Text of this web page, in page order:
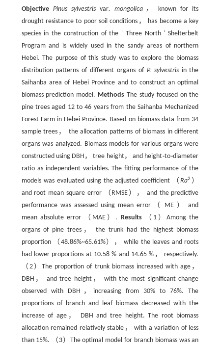
Objective Pinus sylvestrisvar. mongolica，
known for its
drought resistance to poor soil conditions， has become a key
species in the construction of the ' Three North ' Shelterbelt
Program and is widely used in the sandy areas of northern
Hebei. The purpose of this study was to explore the biomass
distribution patterns of different organs of P. sylvestrisin the
Saihanba area of Hebei Province and to construct an optimal
biomass prediction model. Methods The study focused on the
pine trees aged 12 to 46 years from the Saihanba Mechanized
Forest Farm in Hebei Province. Based on biomass data from 34
sample trees， the allocation patterns of biomass in different
organs was analyzed. Biomass models for various organs were
constructed using DBH， tree height， and height⁃to⁃diameter
ratio as independent variables. The fitting performance of the
models was evaluated using the adjusted coefficient （Ra2 ）
and root mean square error （RMSE）， and the predictive
performance was assessed using mean error （ ME ） and
mean absolute error （MAE）. Results（1）Among the
organs of pine trees， the trunk had the highest biomass
proportion （48.86%~65.61%）， while the leaves and roots
had lower proportions at 10.58 % and 14.65 %， respectively.
（2）The proportion of trunk biomass increased with age，
DBH， and tree height， with the most significant change
observed with DBH，increasing from 30% to 76%. The
proportions of branch and leaf biomass decreased with the
increase of age， DBH and tree height. The root biomass
allocation remained relatively stable， with a variation of less
than 15%. （3）The optimal model for branch biomass was an